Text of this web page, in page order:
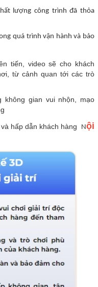
lượng công trình đã thỏa
quá trình vận hành và bảo
tiến, video sẽ cho khách
từ cảnh quan tới các trò
không gian vui nhộn, mạo
hấp dẫn khách hàng Nội